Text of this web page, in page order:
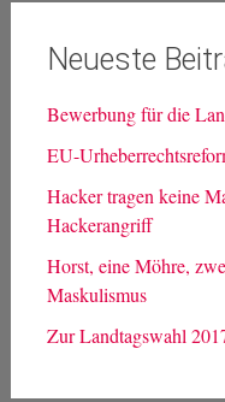
Neueste
Bewerbung für die
EU-
Hacker tragen keine
Hackerangriff
Horst, eine Möhre,
Maskulismus
Zur Landtagswahl